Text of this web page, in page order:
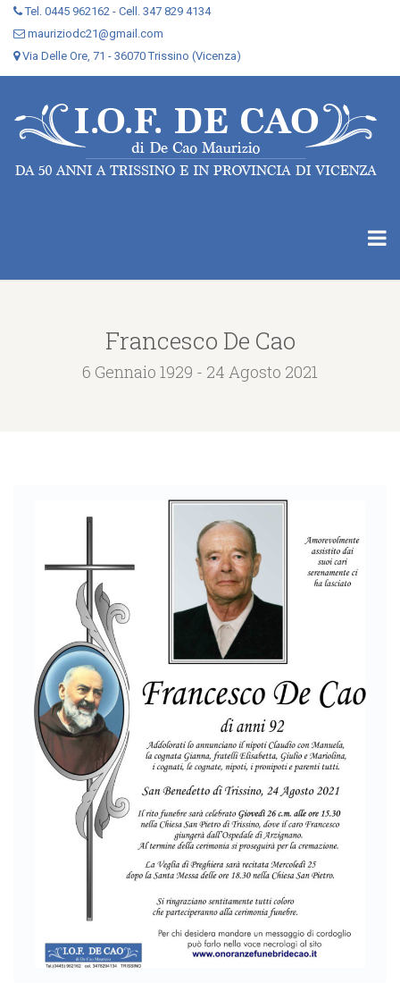
Tel. 0445 962162 - Cell. 347 829 4134
mauriziodc21@gmail.com
Via Delle Ore, 71 - 36070 Trissino (Vicenza)
Francesco De Cao
6 Gennaio 1929 - 24 Agosto 2021